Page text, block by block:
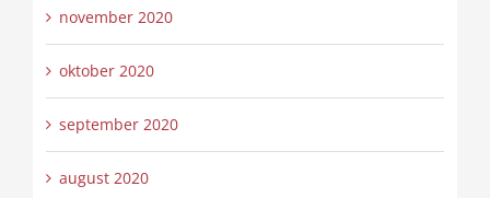
november 2020
oktober 2020
september 2020
august 2020